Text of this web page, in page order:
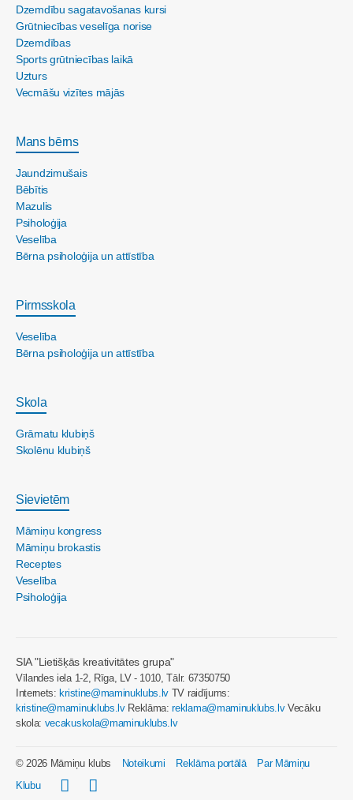
Dzemdību sagatavošanas kursi
Grūtniecības veselīga norise
Dzemdības
Sports grūtniecības laikā
Uzturs
Vecmāšu vizītes mājās
Mans bērns
Jaundzimušais
Bēbītis
Mazulis
Psiholoģija
Veselība
Bērna psiholoģija un attīstība
Pirmsskola
Veselība
Bērna psiholoģija un attīstība
Skola
Grāmatu klubiņš
Skolēnu klubiņš
Sievietēm
Māmiņu kongress
Māmiņu brokastis
Receptes
Veselība
Psiholoģija
SIA "Lietišķās kreativitātes grupa"
Vīlandes iela 1-2, Rīga, LV - 1010, Tālr. 67350750
Internets:kristine@maminuklubs.lv TV raidījums:
kristine@maminuklubs.lvReklāma:reklama@maminuklubs.lvVecāku
skola: vecakuskola@maminuklubs.lv
© 2026 Māmiņu klubs Noteikumi Reklāma portālā
Par Māmiņu
Klubu